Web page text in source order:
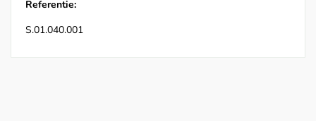
Referentie:
S.01.040.001